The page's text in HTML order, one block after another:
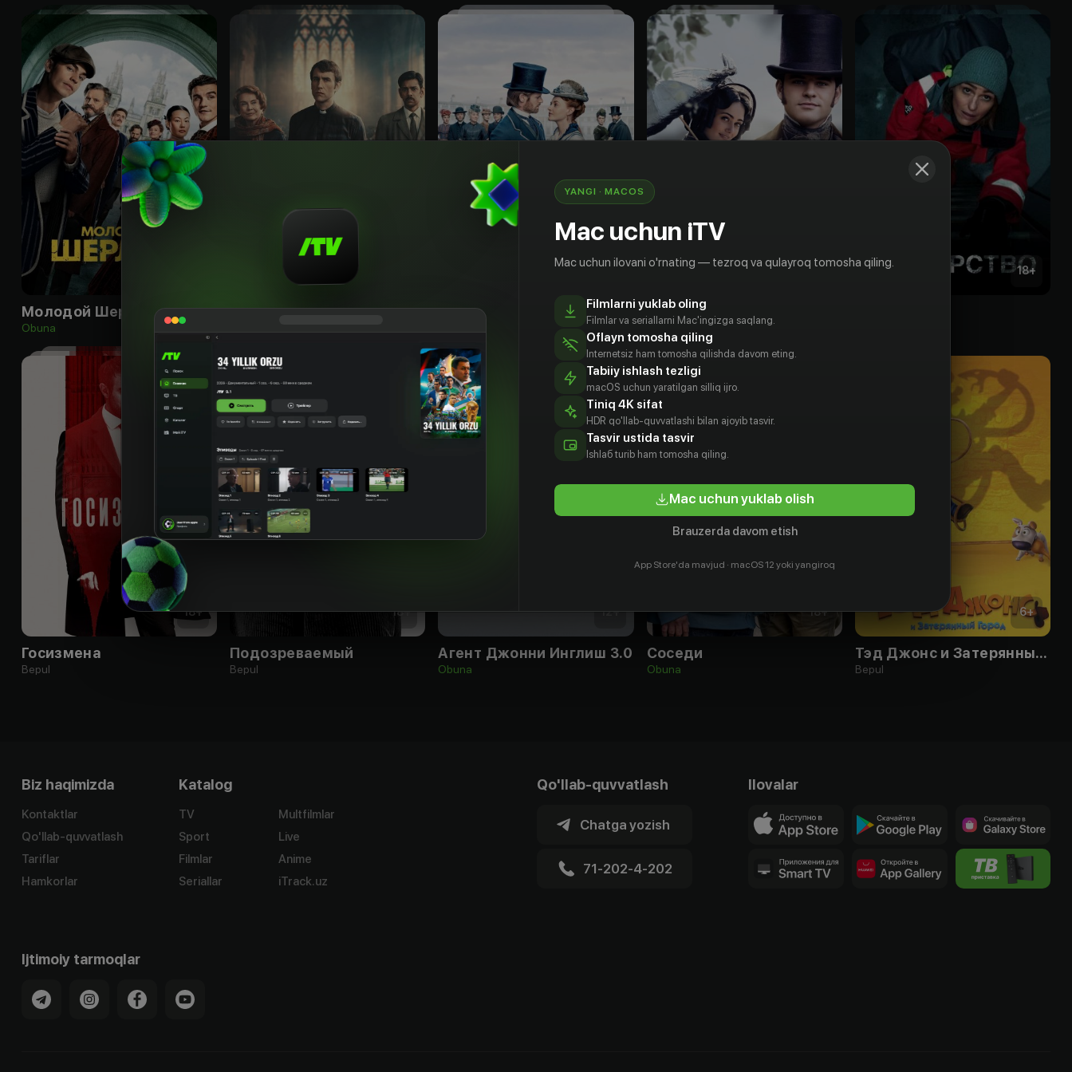
Молодой Шерлок
Obuna
Убийство перед вечерней
16 +
Белгравия: Следующая глава
16+
Белгравия
Obuna
18+
18+
Госизмена
Bepul
18+
Подозреваемый
Bepul
12+
Агент Джонни Инглиш 3.0
Obuna
18+
Соседи
Obuna
6+
Тэд Джонс и Затерянный город
Bepul
Biz haqimizda
Kontaktlar
Qo'llab-quvvatlash
Tariflar
Hamkorlar
Katalog
TV
Sport
Filmlar
Seriallar
Multfilmlar
Live
Anime
iTrack.uz
Qo'llab-quvvatlash
Chatga yozish
71-202-4-202
Ilovalar
Ijtimoiy tarmoqlar
YANGI · MACOS
Mac uchun iTV
Mac uchun ilovani o'rnating — tezroq va qulayroq tomosha qiling.
Filmlarni yuklab oling
Filmlar va seriallarni Mac'ingizga saqlang.
Oflayn tomosha qiling
Internetsiz ham tomosha qilishda davom eting.
Tabiiy ishlash tezligi
macOS uchun yaratilgan silliq ijro.
Tiniq 4K sifat
HDR qo'llab-quvvatlashi bilan ajoyib tasvir.
Tasvir ustida tasvir
Ishlаб turib ham tomosha qiling.
Mac uchun yuklab olish
Brauzerda davom etish
App Store'da mavjud · macOS 12 yoki yangiroq